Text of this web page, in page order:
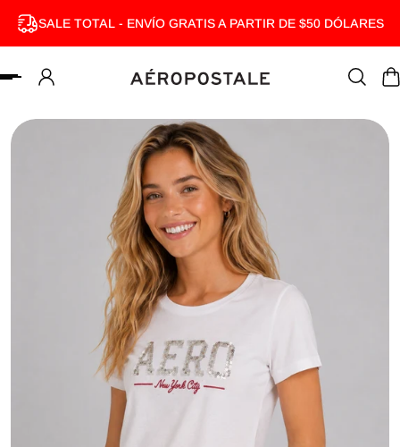
AL CONTENIDO
SALE TOTAL - ENVÍO GRATIS A PARTIR DE $50 DÓLARES